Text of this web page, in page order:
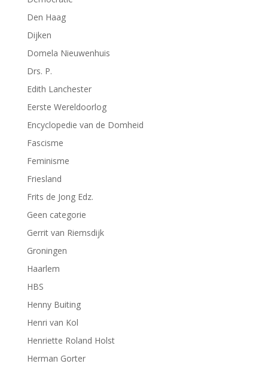
Den Haag
Dijken
Domela Nieuwenhuis
Drs. P.
Edith Lanchester
Eerste Wereldoorlog
Encyclopedie van de Domheid
Fascisme
Feminisme
Friesland
Frits de Jong Edz.
Geen categorie
Gerrit van Riemsdijk
Groningen
Haarlem
HBS
Henny Buiting
Henri van Kol
Henriette Roland Holst
Herman Gorter